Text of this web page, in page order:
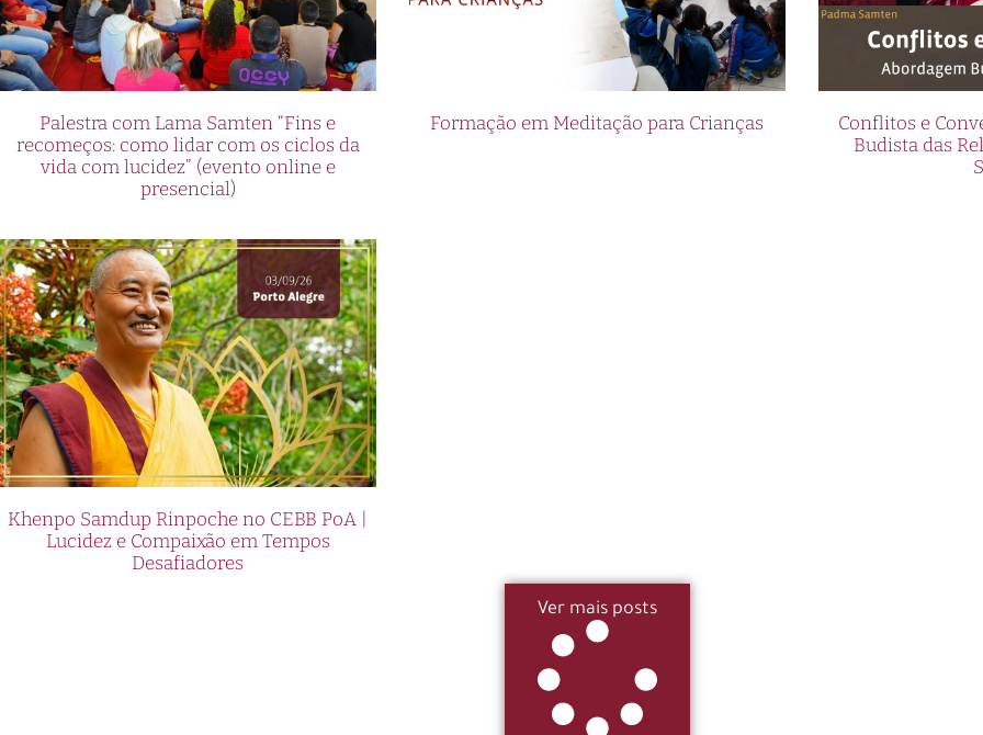
Palestra com Lama Samten “Fins e
recomeços: como lidar com os ciclos da
vida com lucidez” (evento online e
presencial)
Formação em Meditação para Crianças
Conflitos e
Budista das
Khenpo Samdup Rinpoche no CEBB PoA |
Lucidez e Compaixão em Tempos
Desafiadores
Ver mais posts